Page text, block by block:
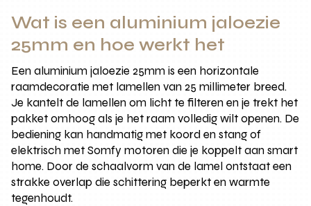
Wat is een aluminium jaloezie
25mm en hoe werkt het
Een aluminium jaloezie 25mm is een horizontale
raamdecoratie met lamellen van 25 millimeter breed.
Je kantelt de lamellen om licht te filteren en je trekt het
pakket omhoog als je het raam volledig wilt openen. De
bediening kan handmatig met koord en stang of
elektrisch met Somfy motoren die je koppelt aan smart
home. Door de schaalvorm van de lamel ontstaat een
strakke overlap die schittering beperkt en warmte
tegenhoudt.